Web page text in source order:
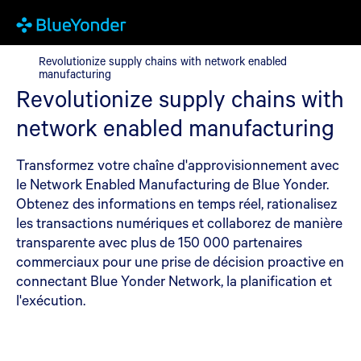
Revolutionize supply chains with network enabled
Revolutionize supply chains with network enabled
manufacturing
Revolutionize supply chains with
network enabled manufacturing
Transformez votre chaîne d'approvisionnement avec
le Network Enabled Manufacturing de Blue Yonder.
Obtenez des informations en temps réel, rationalisez
les transactions numériques et collaborez de manière
transparente avec plus de 150 000 partenaires
commerciaux pour une prise de décision proactive en
connectant Blue Yonder Network, la planification et
l'exécution.